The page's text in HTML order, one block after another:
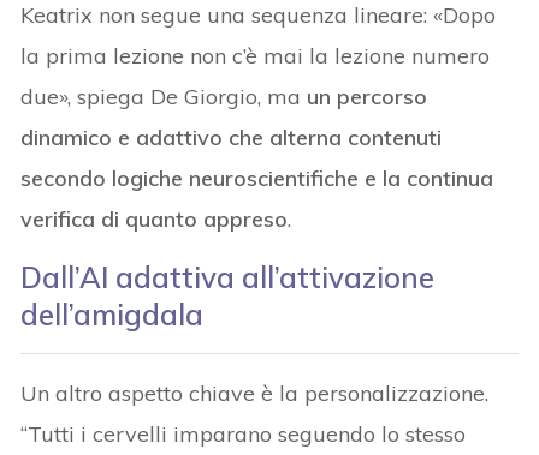
Keatrix non segue una sequenza lineare: «Dopo
la prima lezione non c’è mai la lezione numero
due», spiega De Giorgio, ma un percorso
dinamico e adattivo che alterna contenuti
secondo logiche neuroscientifiche e la continua
verifica di quanto appreso.
Dall’AI adattiva all’attivazione
dell’amigdala
Un altro aspetto chiave è la personalizzazione.
“Tutti i cervelli imparano seguendo lo stesso